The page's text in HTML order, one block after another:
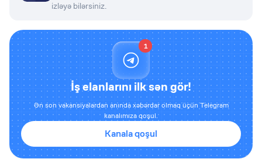
izləyə bilərsiniz.
1
İş elanlarını ilk sən gör!
Ən son vakansiyalardan anında xəbərdar olmaq üçün Telegram
kanalımıza qoşul.
Kanala qoşul